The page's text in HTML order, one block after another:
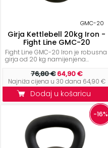
NAMA
KONTAKT
Uvjeti
poslovanja
kolačićima
GMC-20
Girja Kettlebell 20kg Iron -
Fight Line GMC-20
Fight Line GMC-20 Iron je robusna
girja od 20 kg namijenjena...
76,80 €64,90 €
Najniža cijena u 30 dana 64,90 €
Dodaj u košaricu
-16%